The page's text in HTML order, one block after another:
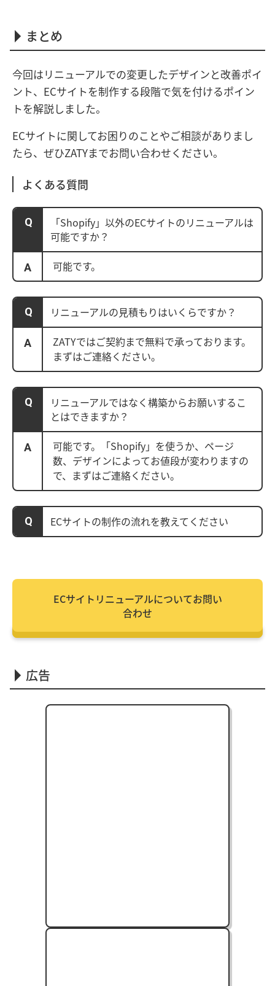
まとめ
今回はリニューアルでの変更したデザインと改善ポイ
ント、ECサイトを制作する段階で気を付けるポイン
トを解説しました。
ECサイトに関してお困りのことやご相談がありまし
たら、ぜひZATYまでお問い合わせください。
よくある質問
「Shopify」以外のECサイトのリニューアルは
可能ですか？
可能です。
リニューアルの見積もりはいくらですか？
ZATYではご契約まで無料で承っております。
まずはご連絡ください。
リニューアルではなく構築からお願いするこ
とはできますか？
可能です。「Shopify」を使うか、ページ
数、デザインによってお値段が変わりますの
で、まずはご連絡ください。
ECサイトの制作の流れを教えてください
ECサイトリニューアルについてお問い
合わせ
広告